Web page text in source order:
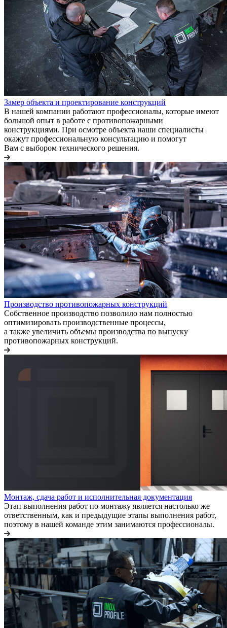
Замер объекта и проектирование конструкций
В нашей компании работают профессионалы, которые имеют
большой опыт в работе с противопожарными
конструкциями. При осмотре объекта наши специалисты
окажут профессиональную консультацию и помогут
Вам с выбором технического решения.
Производство противопожарных конструкций
Собственное производство позволило нам полностью
оптимизировать производственные процессы,
а также увеличить объемы производства по выпуску
противопожарных конструкций.
Монтаж, сдача работ и исполнительная документация
Этап выполнения работ по монтажу является настолько же
ответственным, как и предыдущие этапы выполнения работ,
поэтому в нашей команде этим занимаются профессионалы.